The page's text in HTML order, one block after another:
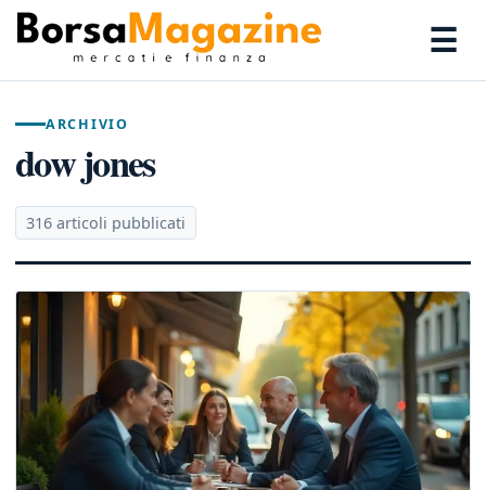
☰
ARCHIVIO
dow jones
316 articoli pubblicati